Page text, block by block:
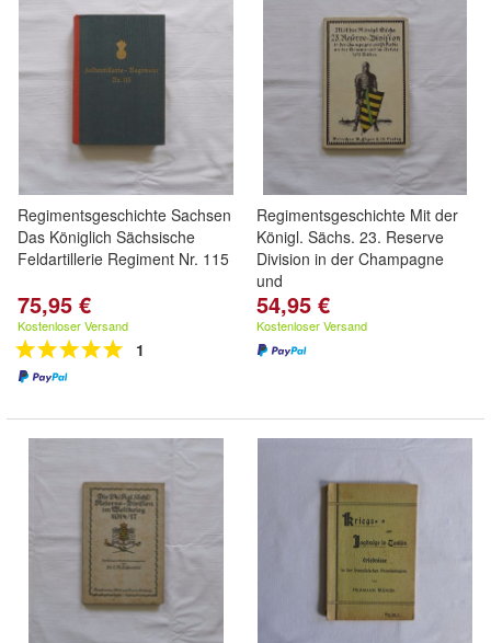
Regimentsgeschichte Sachsen
Das Königlich Sächsische
Feldartillerie Regiment Nr. 115
75,95 €
Kostenloser Versand
1
Regimentsgeschichte Mit der
Königl. Sächs. 23. Reserve
Division in der Champagne
und
54,95 €
Kostenloser Versand